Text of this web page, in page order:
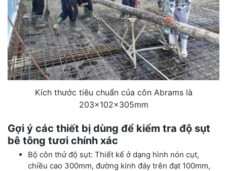
Kích thước tiêu chuẩn của côn Abrams là
203x102x305mm
Gợi ý các thiết bị dùng để kiểm tra độ sụt
bê tông tươi chính xác
Bộ côn thử độ sụt: Thiết kế ở dạng hình nón cụt,
chiều cao 300mm, đường kính đáy trên đạt 100mm,